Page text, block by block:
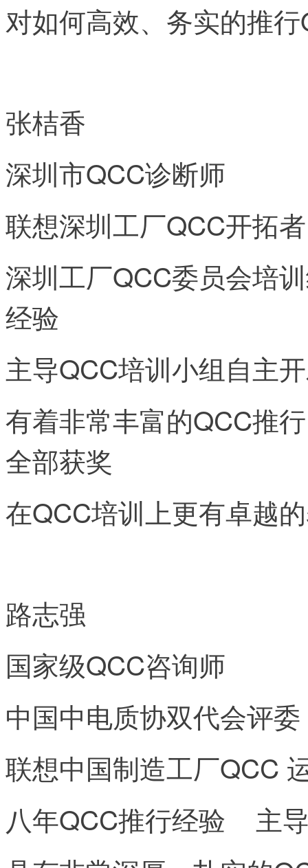
对如何高效、务实的推
张桔香
深圳市QCC诊断师
联想深圳工厂QCC开拓者
深圳工厂QCC委员会培
经验
主导QCC培训小组自主
有着非常丰富的QCC推
全部获奖
在QCC培训上更有卓越
路志强
国家级QCC咨询师
中国中电质协双代会评委
联想中国制造工厂QCC
八年QCC推行经验 主